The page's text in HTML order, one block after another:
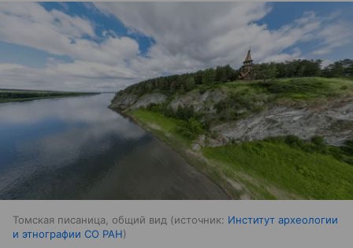
Томская писаница, общий вид источник: Институт археологии
и этнографии СО РАН